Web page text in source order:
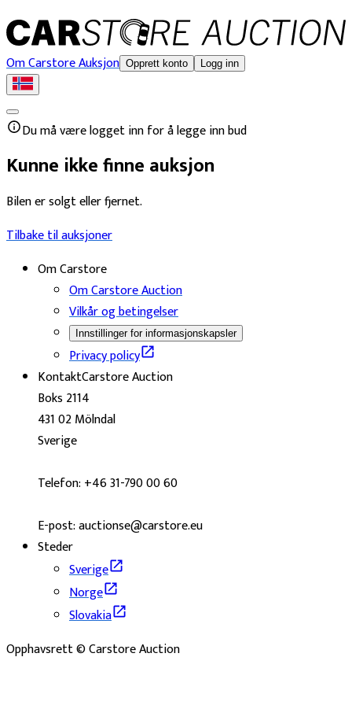
Om Carstore Auksjon Opprett konto Logg inn
Du må være logget inn for å legge inn bud
Kunne ikke finne auksjon
Bilen er solgt eller fjernet.
Tilbake til auksjoner
Om Carstore
Om Carstore Auction
Vilkår og betingelser
Innstillinger for informasjonskapsler
Privacy policy
KontaktCarstore Auction
Boks 2114
431 02 Mölndal
Sverige
Telefon: +46 31-790 00 60
E-post: auctionse@carstore.eu
Steder
Sverige
Norge
Slovakia
Opphavsrett © Carstore Auction